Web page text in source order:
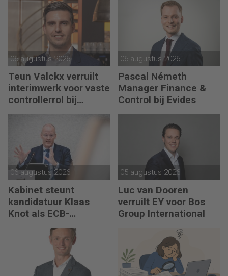
06 augustus 2026
Teun Valckx verruilt
interimwerk voor vaste
controllerrol bij
Synthon
06 augustus 2026
Pascal Németh
Manager Finance &
Control bij Evides
06 augustus 2026
Kabinet steunt
kandidatuur Klaas
Knot als ECB-
05 augustus 2026
Luc van Dooren
verruilt EY voor Bos
Group International